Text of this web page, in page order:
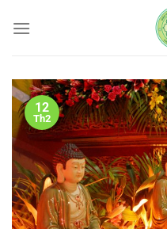
qua
12
Th2